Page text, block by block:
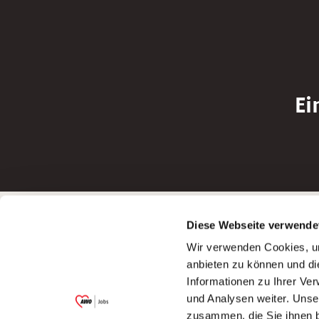
Diese Webseite
Wir verwenden Cookies,
anbieten zu können und
Informationen zu Ihrer
und Analysen weiter.
zusammen, die Sie ihnen
Garitz Bewirtschaftungsbetriebe GmbH
(Ein Tochterunternehmen des AWO
Bezirksverbandes Unterfranken e.V.)